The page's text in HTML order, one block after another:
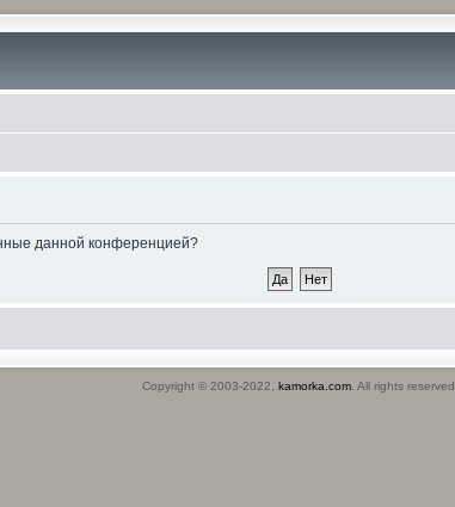
данной конференцией?
Copyright © 2003-2022, kamorka.com. All rights reserved.